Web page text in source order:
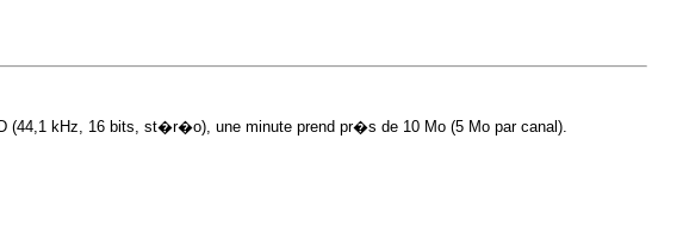
(44,1 kHz, 16 bits, st�r�o), une minute prend pr�s de 10 Mo (5 Mo par canal).